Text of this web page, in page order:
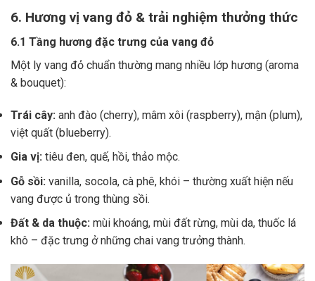
6. Hương vị vang đỏ & trải nghiệm thưởng thức
6.1 Tầng hương đặc trưng của vang đỏ
Một ly vang đỏ chuẩn thường mang nhiều lớp hương (aroma
& bouquet):
Trái cây: anh đào (cherry), mâm xôi (raspberry), mận (plum),
việt quất (blueberry).
Gia vị: tiêu đen, quế, hồi, thảo mộc.
Gỗ sồi: vanilla, socola, cà phê, khói – thường xuất hiện nếu
vang được ủ trong thùng sồi.
Đất & da thuộc: mùi khoáng, mùi đất rừng, mùi da, thuốc lá
khô – đặc trưng ở những chai vang trưởng thành.